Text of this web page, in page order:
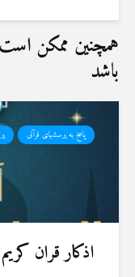
همچنین ممکن است
باشد
پاسخ به پرسشهای قرآنی
اذکار قران کریم
36 نمایش ها